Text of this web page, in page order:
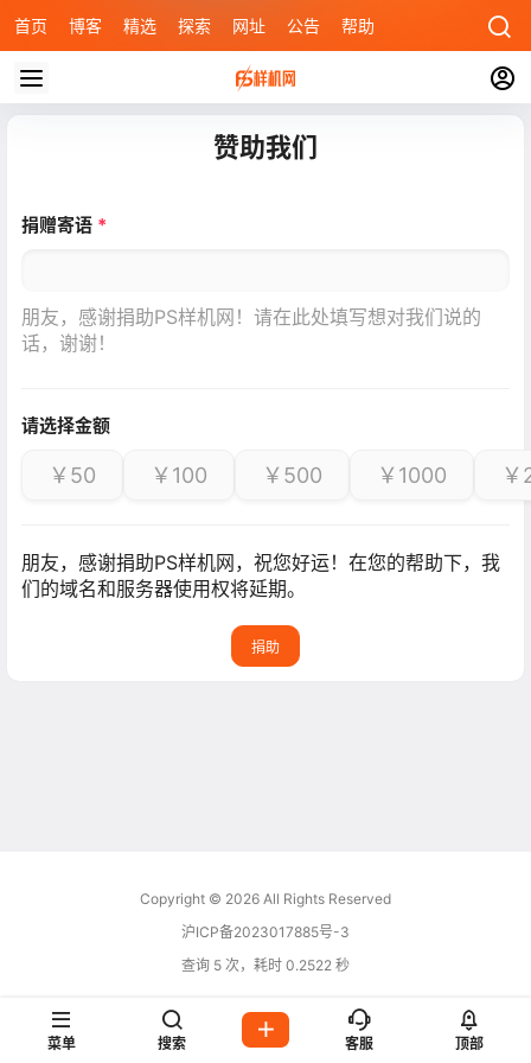
首页 博客 精选 探索 网址 公告 帮助
赞助我们
捐赠寄语 *
朋友，感谢捐助PS样机网！请在此处填写想对我们说的
话，谢谢！
请选择金额
￥50 ￥100 ￥500 ￥1000
朋友，感谢捐助PS样机网，祝您好运！在您的帮助下，我
们的域名和服务器使用权将延期。
捐助
Copyright © 2026 All Rights Reserved
沪ICP备2023017885号-3
查询 5 次，耗时 0.2522 秒
菜单 搜索 客服 顶部